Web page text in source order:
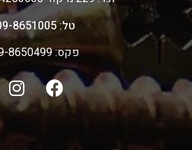
טל: 09-8651005
פקס: 09-8650499